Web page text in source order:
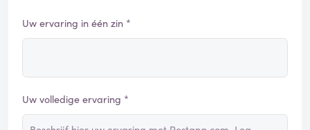
Uw ervaring in één zin *
Uw volledige ervaring *